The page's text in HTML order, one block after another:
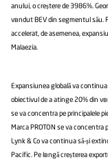
anului, o creștere de 3986%.
vândut BEV din segmentul său.
accelerat, de asemenea,
Malaezia.
Expansiunea globală va
obiectivul de a atinge 20% din
se va concentra pe principalele
Marca PROTON se va concentra
Lynk & Co va continua să-și
Pacific. Pe lângă creșterea